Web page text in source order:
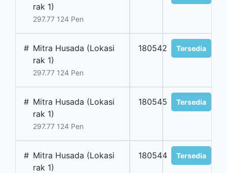
rak 1)
297.77 124 Pen
# Mitra Husada (Lokasi
rak 1)
297.77 124 Pen
180542 Tersedia
# Mitra Husada (Lokasi
rak 1)
297.77 124 Pen
180545 Tersedia
# Mitra Husada (Lokasi
rak 1)
180544 Tersedia